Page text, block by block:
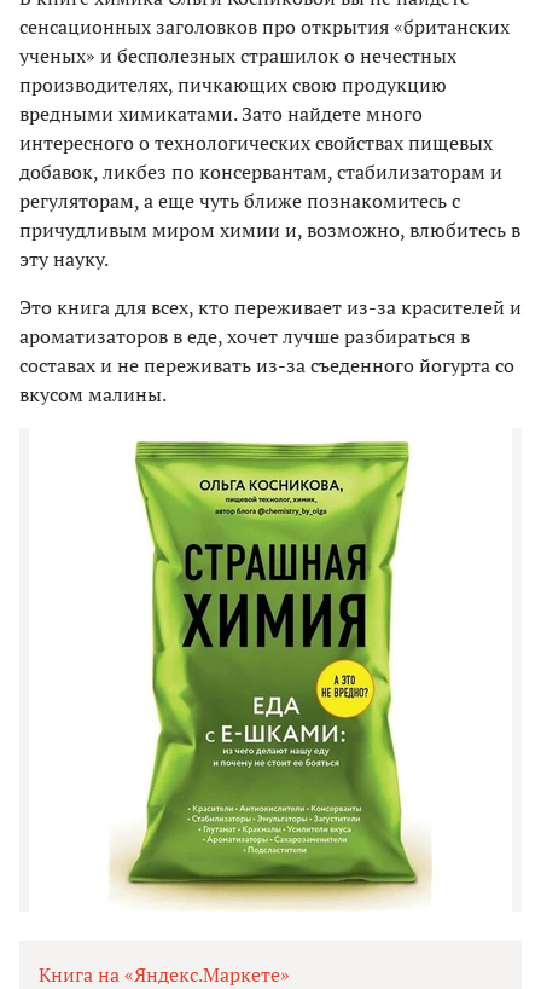
сенсационных заголовков про открытия «британских
ученых» и бесполезных страшилок о нечестных
производителях, пичкающих свою продукцию
вредными химикатами. Зато найдете много
интересного о технологических свойствах пищевых
добавок, ликбез по консервантам, стабилизаторам и
регуляторам, а еще чуть ближе познакомитесь с
причудливым миром химии и, возможно, влюбитесь в
эту науку.
Это книга для всех, кто переживает из-за красителей и
ароматизаторов в еде, хочет лучше разбираться в
составах и не переживать из-за съеденного йогурта со
вкусом малины.
Книга на «Яндекс.Маркете»